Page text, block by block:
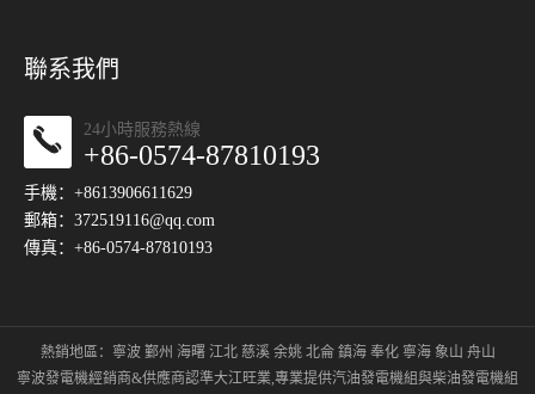
聯系我們
24小時服務熱線
+86-0574-87810193
手機：+8613906611629
郵箱： 372519116@qq.com
傳真：+86-0574-87810193
熱銷地區： 寧波 鄞州 海曙 江北 慈溪 余姚 北侖 鎮海 奉化 寧海 象山 舟山
寧波發電機經銷商&供應商認準大江旺業,專業提供汽油發電機組與柴油發電機組